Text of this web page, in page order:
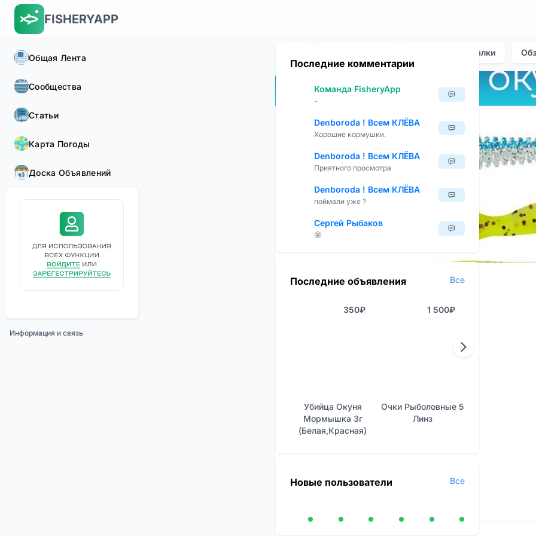
FISHERYAPP
Общая Лента
Сообщества
Статьи
Карта Погоды
Доска Объявлений
Информация и связь
Места Для Рыбалки
Последние комментарии
Команда FisheryApp
-
Denboroda ! Всем КЛЁВА
Хорошие кормушки.
Denboroda ! Всем КЛЁВА
Приятного просмотра
Denboroda ! Всем КЛЁВА
поймали уже ?
Сергей Рыбаков
🤩
Последние объявления Все
350₽
Убийца Окуня
Мормышка 3г
(белая,красная)
1 500₽
Очки Рыболовные 5
Линз
Новые пользователи Все